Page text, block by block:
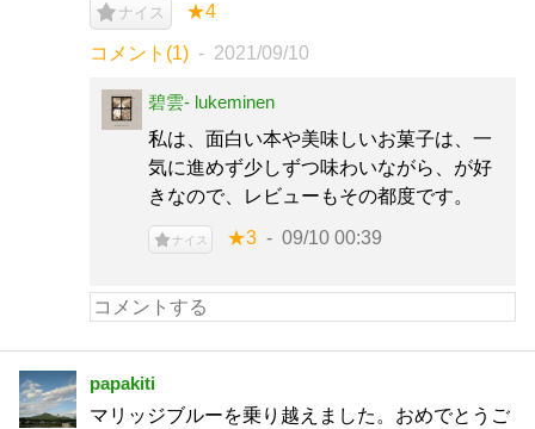
ナイス ★4
コメント(1) 2021/09/10
碧雲- lukeminen
私は、面白い本や美味しいお菓子は、一
気に進めず少しずつ味わいながら、が好
きなので、レビューもその都度です。
ナイス ★3 09/10 00:39
papakiti
マリッジブルーを乗り越えました。おめでとうご